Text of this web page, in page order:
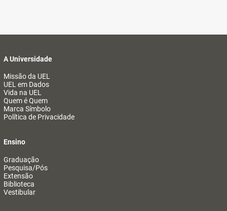
A Universidade
Missão da UEL
UEL em Dados
Vida na UEL
Quem é Quem
Marca Símbolo
Política de Privacidade
Ensino
Graduação
Pesquisa/Pós
Extensão
Biblioteca
Vestibular